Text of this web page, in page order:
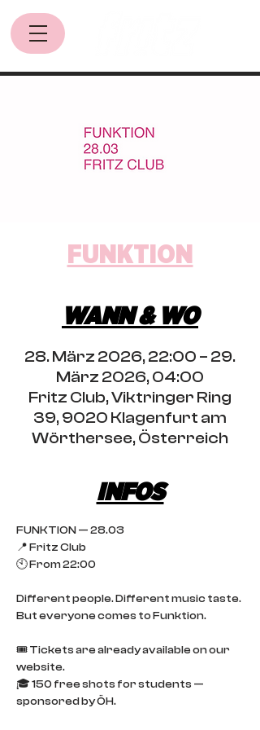
FUNKTION
WANN & WO
28. März 2026, 22:00 – 29.
März 2026, 04:00
Fritz Club, Viktringer Ring
39, 9020 Klagenfurt am
Wörthersee, Österreich
INFOS
FUNKTION — 28.03
📍 Fritz Club
🕙 From 22:00
Different people. Different music taste.
But everyone comes to Funktion.
🎟 Tickets are already available on our
website.
🎓 150 free shots for students —
sponsored by ÖH.